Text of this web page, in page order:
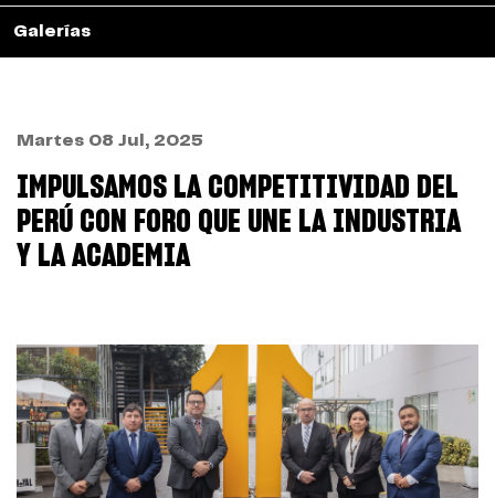
Galerías
Martes 08 Jul, 2025
IMPULSAMOS LA COMPETITIVIDAD DEL
PERÚ CON FORO QUE UNE LA INDUSTRIA
Y LA ACADEMIA